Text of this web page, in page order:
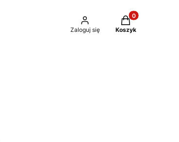
Zaloguj się
Produkty w
Koszyk